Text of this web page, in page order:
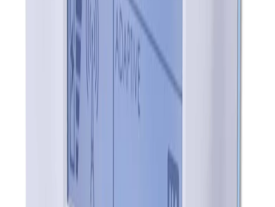
Produktinformation
LK
Rumstermostat
Rums- och utegivare
Se fler produkter
LK Systems AB